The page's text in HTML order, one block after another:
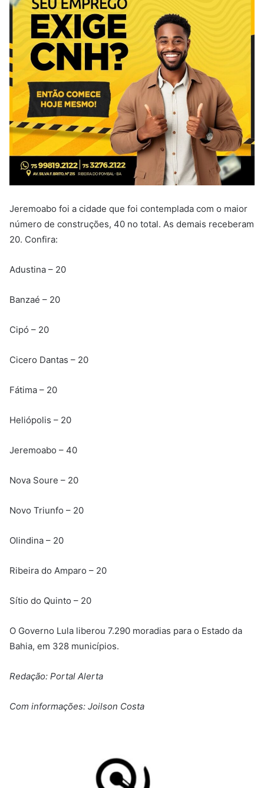
Jeremoabo foi a cidade que foi contemplada com o maior
número de construções, 40 no total. As demais receberam
20. Confira:
Adustina – 20
Banzaé – 20
Cipó – 20
Cicero Dantas – 20
Fátima – 20
Heliópolis – 20
Jeremoabo – 40
Nova Soure – 20
Novo Triunfo – 20
Olindina – 20
Ribeira do Amparo – 20
Sítio do Quinto – 20
O Governo Lula liberou 7.290 moradias para o Estado da
Bahia, em 328 municípios.
Redação: Portal Alerta
Com informações: Joilson Costa